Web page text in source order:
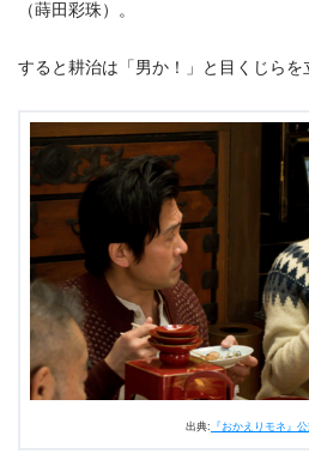
（蒔田彩珠）。
すると耕治は「男か！」と目くじらを
出典: 『おかえりモネ』